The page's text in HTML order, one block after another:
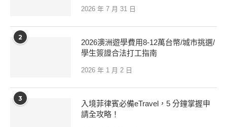
2026 年 7 月 31 日
2
2026澳洲遊學費用8-12萬台幣/城市挑選/
學生簽證合法打工指南
2026 年 1 月 2 日
3
入境菲律賓必備eTravel，5 分鐘掌握申
請全攻略！